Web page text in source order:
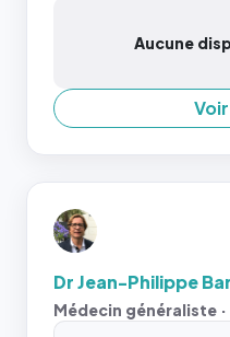
Aucune
Dr Jean-Philippe
Médecin généraliste ·